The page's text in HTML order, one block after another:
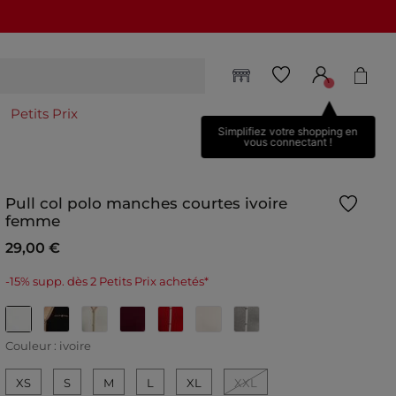
Simplifiez votre shopping en
vous connectant !
Petits Prix
Pull col polo manches courtes ivoire
femme
29,00 €
-15% supp. dès 2 Petits Prix achetés*
selected
Couleur : ivoire
XS S M L XL XXL